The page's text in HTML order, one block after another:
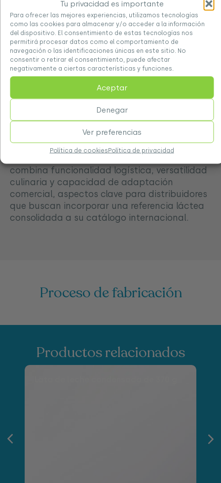
Tu privacidad es importante
Para ofrecer las mejores experiencias, utilizamos tecnologías
como las cookies para almacenar y/o acceder a la información
del dispositivo. El consentimiento de estas tecnologías nos
permitirá procesar datos como el comportamiento de
navegación o las identificaciones únicas en este sitio. No
consentir o retirar el consentimiento, puede afectar
negativamente a ciertas características y funciones.
Aceptar
Denegar
Ver preferencias
Política de cookiesPolítica de privacidad
Origen lácteo, calidad y capacidad de
adaptación
Nuestra producción parte de un modelo
integrado que conecta la ganadería con la
central lechera. Esta cercanía permite
reforzar la trazabilidad de la leche y ofrecer
un producto elaborado bajo procesos
controlados, con una calidad constante para
clientes y mercados diversos.
combina funcionalidad logística, versatilidad
culinaria y capacidad de adaptación
comercial, aspectos clave para distribuidores
que buscan incorporar una referencia láctea
consolidada a su catálogo internacional.
Proceso de fabricación
Productos relacionados